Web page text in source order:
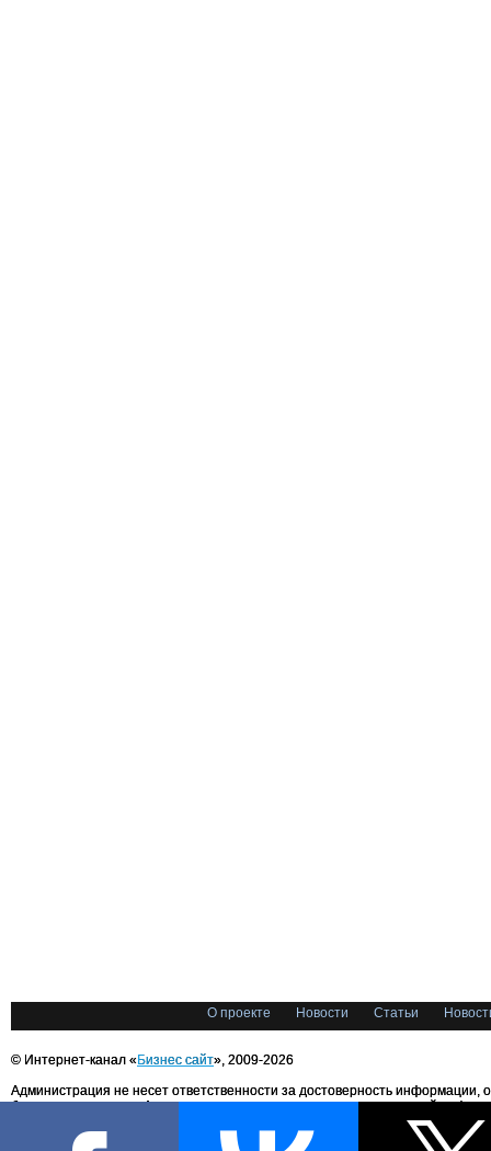
О проекте Новости Статьи
© Интернет-канал «Бизнес сайт», 2009-2026
Администрация не несет ответственности за достоверность информации,
блоггерами портала. Администрация не предоставляет справочной
Все права на любые материалы, опубликованные на сайте, защищены в